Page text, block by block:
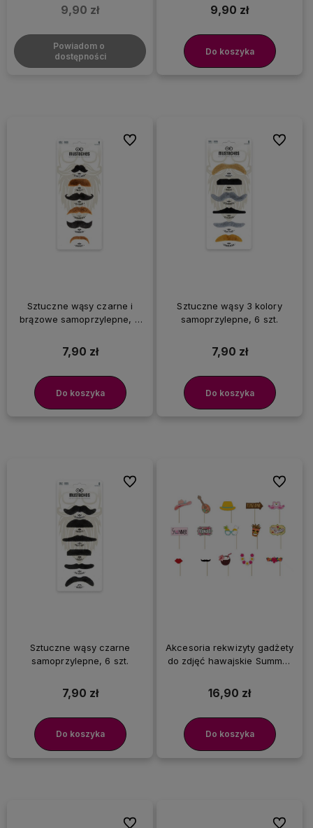
9,90 zł
Powiadom o
dostępności
9,90 zł
Do koszyka
Sztuczne wąsy czarne i
brązowe samoprzylepne, 6
7,90 zł
Do koszyka
Do ulubionych
Sztuczne wąsy 3 kolory
samoprzylepne, 6 szt.
7,90 zł
Do koszyka
Do
Sztuczne wąsy czarne
samoprzylepne, 6 szt.
7,90 zł
Do koszyka
Do ulubionych
Akcesoria rekwizyty gadżety
do zdjęć hawajskie Summer
16,90 zł
Do koszyka
Do
Do ulubionych Do